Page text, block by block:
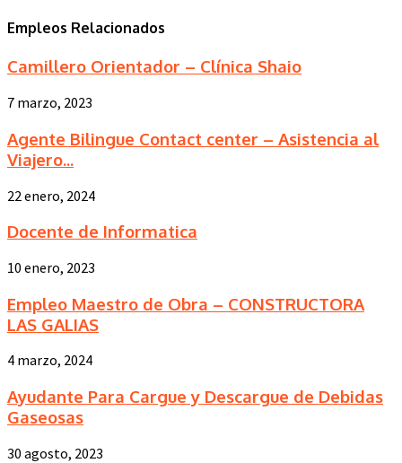
Empleos Relacionados
Camillero Orientador – Clínica Shaio
7 marzo, 2023
Agente Bilingue Contact center – Asistencia al
Viajero...
22 enero, 2024
Docente de Informatica
10 enero, 2023
Empleo Maestro de Obra – CONSTRUCTORA
LAS GALIAS
4 marzo, 2024
Ayudante Para Cargue y Descargue de Debidas
Gaseosas
30 agosto, 2023